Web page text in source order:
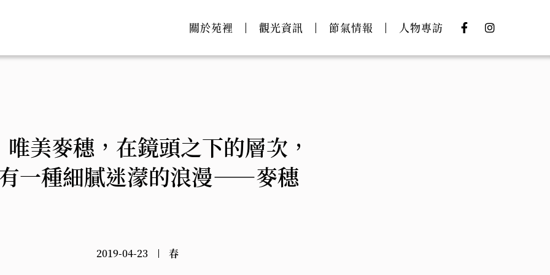
關於苑裡 觀光資訊 節氣情報 人物專訪
唯美麥穗，在鏡頭之下的層次，
一種細膩迷濛的浪漫——麥穗
2019-04-23 春